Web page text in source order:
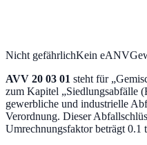
Nicht gefährlichKein eANV
AVV 20 03 01 steht für „
zum Kapitel „Siedlungsabfälle
gewerbliche und industrielle
Verordnung. Dieser
Umrechnungsfaktor beträgt 0.1